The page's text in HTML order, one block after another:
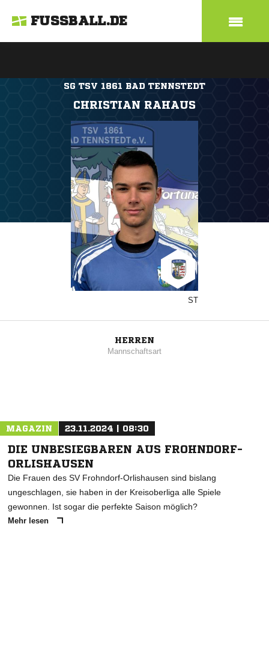
FUSSBALL.DE
SG TSV 1861 BAD TENNSTEDT
CHRISTIAN RAHAUS
ST
HERREN
Mannschaftsart
MAGAZIN 23.11.2024 | 08:30
DIE UNBESIEGBAREN AUS FROHNDORF-
ORLISHAUSEN
Die Frauen des SV Frohndorf-Orlishausen sind bislang
ungeschlagen, sie haben in der Kreisoberliga alle Spiele
gewonnen. Ist sogar die perfekte Saison möglich?
Mehr lesen